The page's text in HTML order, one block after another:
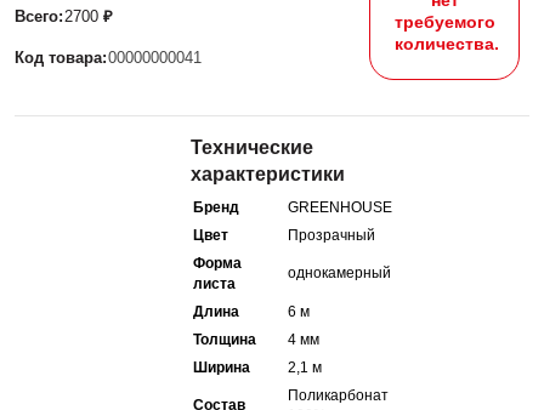
Всего: 2700 ₽
Код товара:00000000041
требуемого
количества.
Технические
характеристики
Бренд
GREENHOUSE
Цвет
Прозрачный
Форма
листа
однокамерный
Длина
6 м
Толщина
4 мм
Ширина
2,1 м
Состав
Поликарбонат